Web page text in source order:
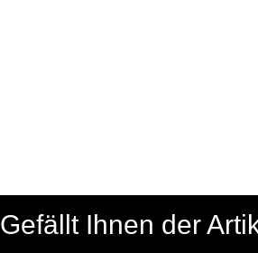
Gefällt Ihnen der